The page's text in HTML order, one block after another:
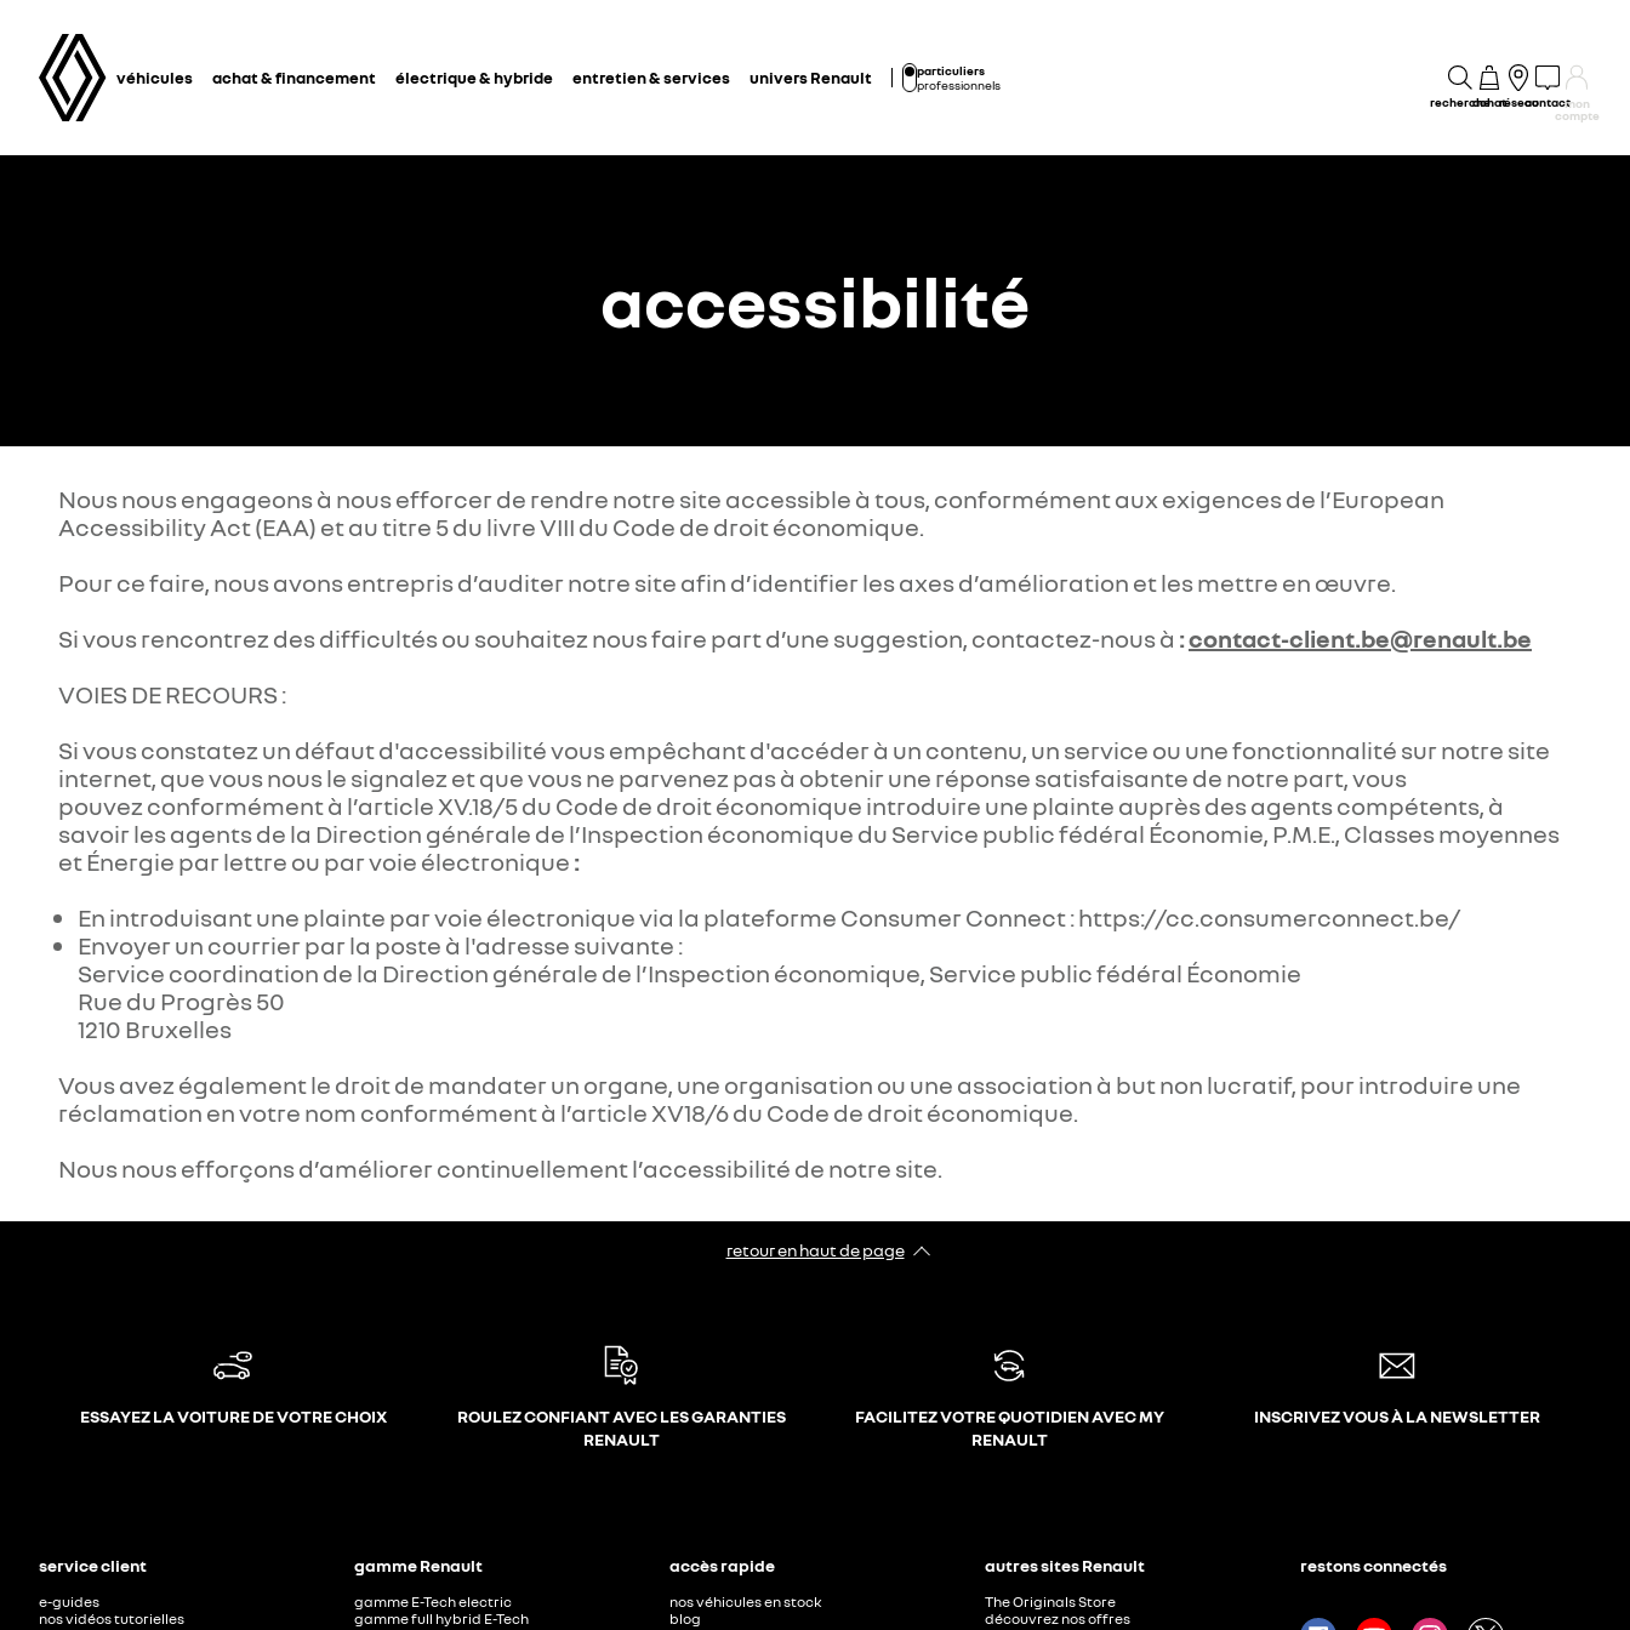
véhicules achat & financement électrique & hybride entretien & services univers Renault
particuliers
professionnels
rechercheachatréseaucontactmon
compte
accessibilité
Nous nous engageons à nous efforcer de rendre notre site accessible à tous, conformément aux exigences de l’European
Accessibility Act (EAA) et au titre 5 du livre VIII du Code de droit économique.
Pour ce faire, nous avons entrepris d’auditer notre site afin d’identifier les axes d’amélioration et les mettre en œuvre.
Si vous rencontrez des difficultés ou souhaitez nous faire part d’une suggestion, contactez-nous à :contact-client.be@renault.be
VOIES DE RECOURS :
Si vous constatez un défaut d'accessibilité vous empêchant d'accéder à un contenu, un service ou une fonctionnalité sur notre site
internet, que vous nous le signalez et que vous ne parvenez pas à obtenir une réponse satisfaisante de notre part, vous
pouvez conformément à l’article XV.18/5 du Code de droit économique introduire une plainte auprès des agents compétents, à
savoir les agents de la Direction générale de l’Inspection économique du Service public fédéral Économie, P.M.E., Classes moyennes
et Énergie par lettre ou par voie électronique :
En introduisant une plainte par voie électronique via la plateforme Consumer Connect : https://cc.consumerconnect.be/
Envoyer un courrier par la poste à l'adresse suivante :
Service coordination de la Direction générale de l’Inspection économique, Service public fédéral Économie
Rue du Progrès 50
1210 Bruxelles
Vous avez également le droit de mandater un organe, une organisation ou une association à but non lucratif, pour introduire une
réclamation en votre nom conformément à l’article XV18/6 du Code de droit économique.
Nous nous efforçons d’améliorer continuellement l’accessibilité de notre site.
retour en haut de page​
ESSAYEZ LA VOITURE DE VOTRE CHOIX
ROULEZ CONFIANT AVEC LES GARANTIES
RENAULT
FACILITEZ VOTRE QUOTIDIEN AVEC MY
RENAULT
INSCRIVEZ VOUS À LA NEWSLETTER
service client
e-guides
nos vidéos tutorielles
gamme Renault
gamme E-Tech electric
gamme full hybrid E-Tech
accès rapide
nos véhicules en stock
blog
autres sites Renault
The Originals Store
découvrez nos offres
restons connectés